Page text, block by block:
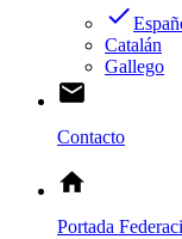
done
Catalán
Gallego
email
Contacto
home
Portada